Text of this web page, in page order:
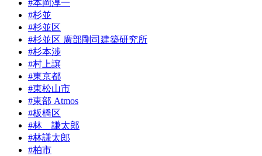
#本岡淳一
#杉並
#杉並区
#杉並区 廣部剛司建築研究所
#杉本渉
#村上譲
#東京都
#東松山市
#東部 Atmos
#板橋区
#林 謙太郎
#林謙太郎
#柏市